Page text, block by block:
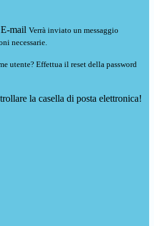
E-mail Verrà inviato un messaggio
necessarie.
utente? Effettua il reset della password
la casella di posta elettronica!